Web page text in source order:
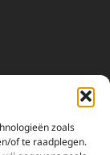
zoals
of te raadplegen.